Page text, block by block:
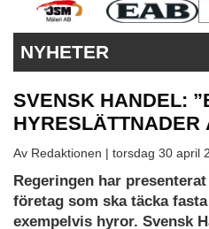
ANNONSERA
NYHETER
SVENSK HANDEL:
HYRESLÄTTNADER
Av Redaktionen | torsdag 30 april
Regeringen har
företag som ska täcka
exempelvis hyror. Svensk